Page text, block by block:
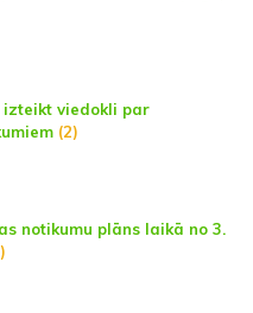
viedokli par
(2)
notikumu plāns laikā no 3.